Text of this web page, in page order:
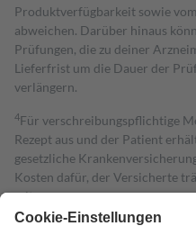
Produktverfügbarkeit sowie
abweichen. Darüber hinaus
Prüfungen, die zu deiner
Lieferfrist um die Dauer der
verlängern.
4Für verschreibungspflichtige
Rezept aus und der Patient
gesetzliche
Kosten dafür, der Versicherte
mit.
Grundsätzlich leisten Mitglieder